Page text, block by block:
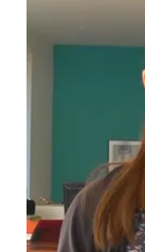
Spiritualité
Nous